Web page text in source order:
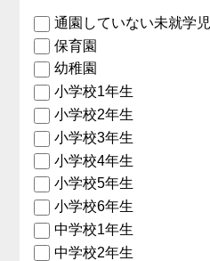
通園していない未就学児
保育園
幼稚園
小学校1年生
小学校2年生
小学校3年生
小学校4年生
小学校5年生
小学校6年生
中学校1年生
中学校2年生